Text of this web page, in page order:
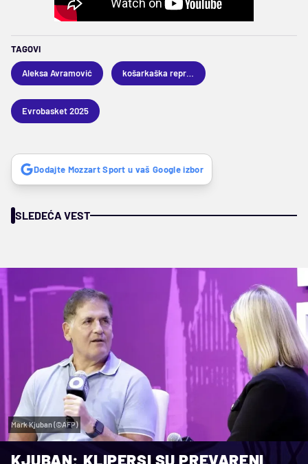
TAGOVI
Aleksa Avramović
Evrobasket 2025
Dodajte Mozzart Sport u vaš Google izbor
SLEDEĆA VEST
Mark Kjuban (©AFP)
KJUBAN: KLIPERSI SU PREVARENI,